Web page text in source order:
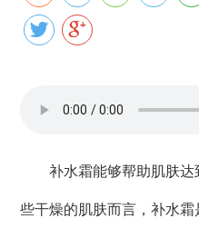
公众号资讯
补水霜能够帮助肌肤达
些干燥的肌肤而言，补水